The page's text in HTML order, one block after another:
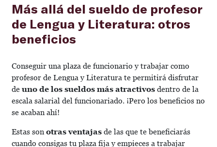
Más allá del sueldo de profesor
de Lengua y Literatura: otros
beneficios
Conseguir una plaza de funcionario y trabajar como
profesor de Lengua y Literatura te permitirá disfrutar
de uno de los sueldos más atractivos dentro de la
escala salarial del funcionariado. ¡Pero los beneficios no
se acaban ahí!
Estas son otras ventajas de las que te beneficiarás
cuando consigas tu plaza fija y empieces a trabajar